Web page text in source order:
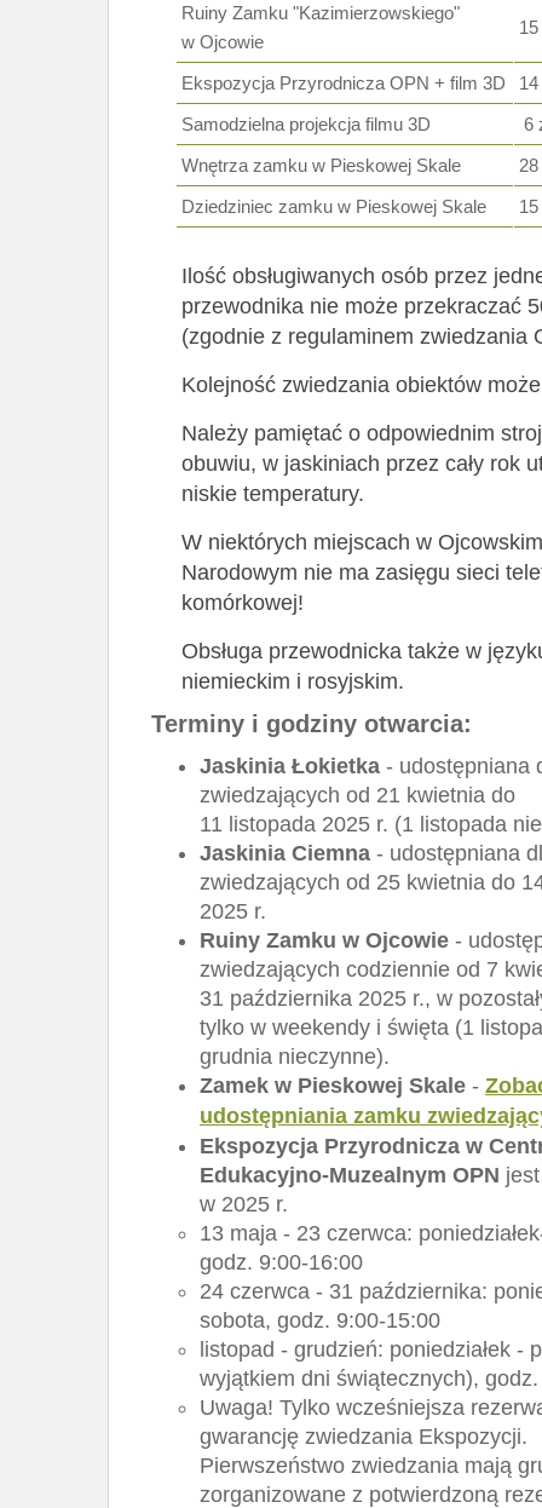
Ruiny Zamku "Kazimierzowskiego"
w Ojcowie
15
Ekspozycja Przyrodnicza OPN + film 3D
14
Samodzielna projekcja filmu 3D
6
Wnętrza zamku w Pieskowej Skale
28
Dziedziniec zamku w Pieskowej Skale
15
Ilość obsługiwanych osób przez
przewodnika nie może przekraczać
(zgodnie z regulaminem zwiedzania
Kolejność zwiedzania obiektów
Należy pamiętać o odpowiednim
obuwiu, w jaskiniach przez cały rok
niskie temperatury.
W niektórych miejscach w
Narodowym nie ma zasięgu sieci
komórkowej!
Obsługa przewodnicka także w
niemieckim i rosyjskim.
Terminy i godziny otwarcia:
Jaskinia Łokietka - udostępniana
zwiedzających od 21 kwietnia do
11 listopada 2025 r. (1 listopada
Jaskinia Ciemna - udostępniana
zwiedzających od 25 kwietnia do
2025 r.
Ruiny Zamku w Ojcowie -
zwiedzających codziennie od 7
31 października 2025 r., w
tylko w weekendy i święta (1
grudnia nieczynne).
Zamek w Pieskowej Skale -
udostępniania zamku
Ekspozycja Przyrodnicza w
Edukacyjno-Muzealnym OPN
w 2025 r.
13 maja - 23 czerwca:
godz. 9:00-16:00
24 czerwca - 31 października:
sobota, godz. 9:00-15:00
listopad - grudzień: poniedziałek -
wyjątkiem dni świątecznych),
Uwaga! Tylko wcześniejsza
gwarancję zwiedzania Ekspozycji.
Pierwszeństwo zwiedzania mają
zorganizowane z potwierdzoną